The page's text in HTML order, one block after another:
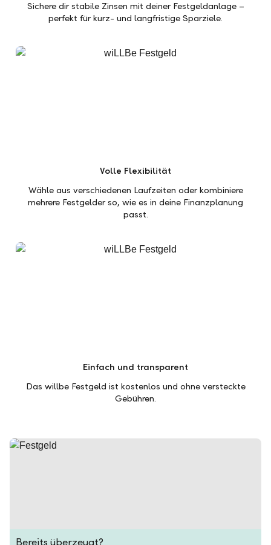
Sichere dir stabile Zinsen mit deiner Festgeldanlage –
perfekt für kurz- und langfristige Sparziele.
Volle Flexibilität
Wähle aus verschiedenen Laufzeiten oder kombiniere
mehrere Festgelder so, wie es in deine Finanzplanung
passt.
Einfach und transparent
Das willbe Festgeld ist kostenlos und ohne versteckte
Gebühren.
Bereits überzeugt?